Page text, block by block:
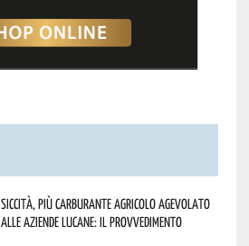
Siccità, più carburante agricolo agevolato
alle aziende lucane: il provvedimento